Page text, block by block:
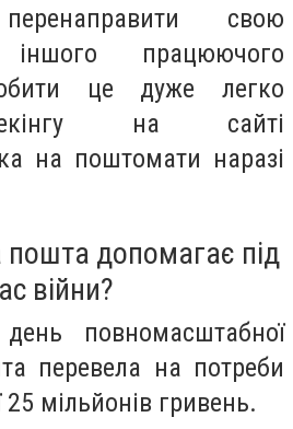
свою
працюючого
це дуже легко
на сайті
на поштомати наразі
пошта допомагає під
війни?
повномасштабної
перевела на потреби
25 мільйонів гривень.